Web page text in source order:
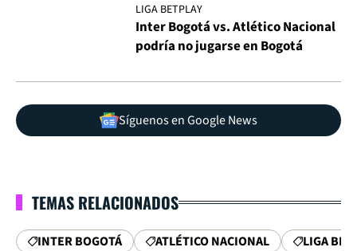
LIGA BETPLAY
Inter Bogotá vs. Atlético Nacional
podría no jugarse en Bogotá
Síguenos en Google News
TEMAS RELACIONADOS
INTER BOGOTÁ ATLÉTICO NACIONAL LIGA